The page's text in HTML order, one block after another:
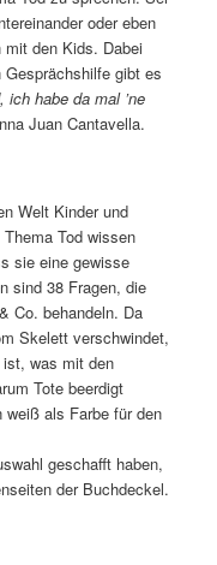
oder eben
mit den Kids. Dabei
gibt es
ich habe da mal ’ne
Juan Cantavella.
Welt Kinder und
Tod wissen
sie eine gewisse
sind 38 Fragen, die
Co. behandeln. Da
Skelett verschwindet,
was mit den
Tote beerdigt
weiß als Farbe für den
geschafft haben,
der Buchdeckel.